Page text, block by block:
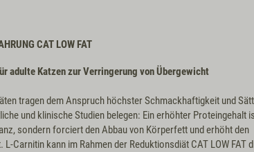
CAT LOW FAT
adulte Katzen zur Verringerung von Übergewicht
tragen dem Anspruch höchster Schmackhaftigkeit und
und klinische Studien belegen: Ein erhöhter Proteingehalt
sondern forciert den Abbau von Körperfett und erhöht den
Carnitin kann im Rahmen der Reduktionsdiät CAT LOW FAT